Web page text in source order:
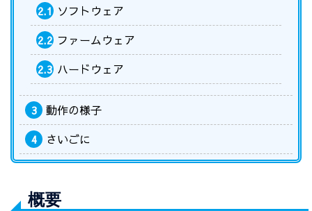
2.1 ソフトウェア
2.2 ファームウェア
2.3 ハードウェア
3 動作の様子
4 さいごに
概要